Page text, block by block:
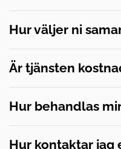
Hur väljer ni
Är tjänsten
Hur behandlas
Hur kontaktar jag